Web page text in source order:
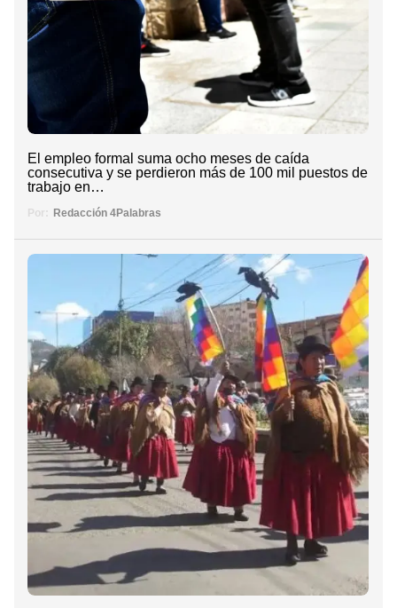
El empleo formal suma ocho meses de caída
consecutiva y se perdieron más de 100 mil puestos de
trabajo en…
Por: Redacción 4Palabras